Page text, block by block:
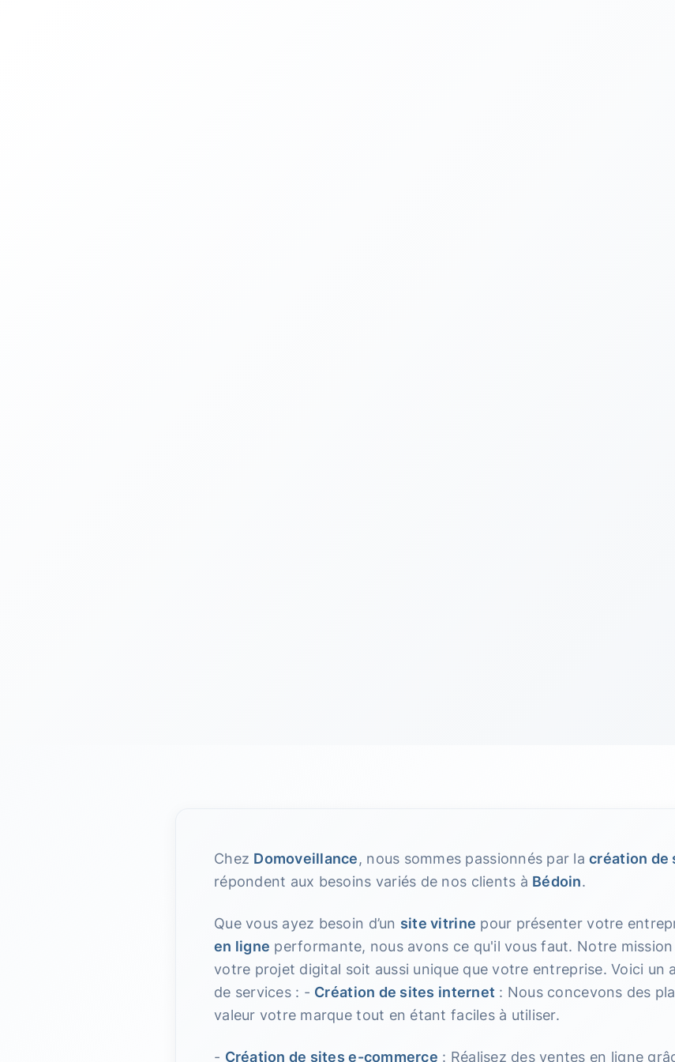
Chez Domoveillance, nous sommes passionnés par lacréation de
répondent aux besoins variés de nos clients à Bédoin.
Que vous ayez besoin d’un site vitrine pour présenter votre
en ligne performante, nous avons ce qu'il vous faut. Notre
votre projet digital soit aussi unique que votre entreprise. Voici un
de services : - Création de sites internet : Nous concevons des
valeur votre marque tout en étant faciles à utiliser.
- Création de sites e-commerce : Réalisez des ventes en ligne